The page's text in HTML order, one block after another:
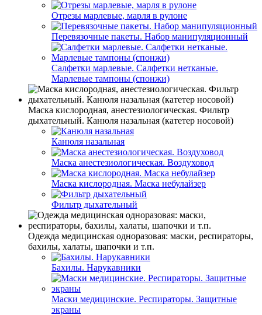
Отрезы марлевые, марля в рулоне
Перевязочные пакеты. Набор манипуляционный
Салфетки марлевые. Салфетки нетканые.
Марлевые тампоны (спонжи)
Маска кислородная, анестезиологическая. Фильтр
дыхательный. Канюля назальная (катетер носовой)
Канюля назальная
Маска анестезиологическая. Воздуховод
Маска кислородная. Маска небулайзер
Фильтр дыхательный
Одежда медицинская одноразовая: маски, респираторы,
бахилы, халаты, шапочки и т.п.
Бахилы. Нарукавники
Маски медицинские. Респираторы. Защитные
экраны